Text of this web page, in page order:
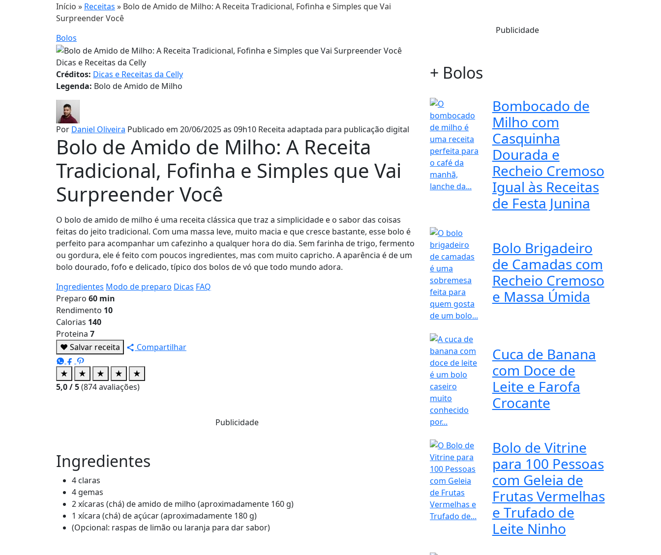
Início » Receitas » Bolo de Amido de Milho: A Receita Tradicional, Fofinha e Simples que Vai
Surpreender Você
Bolos
Dicas e Receitas da Celly
Créditos: Dicas e Receitas da Celly
Legenda: Bolo de Amido de Milho
Por Daniel Oliveira Publicado em 20/06/2025 as 09h10 Receita adaptada para publicação digital
Bolo de Amido de Milho: A Receita
Tradicional, Fofinha e Simples que Vai
Surpreender Você
O bolo de amido de milho é uma receita clássica que traz a simplicidade e o sabor das coisas
feitas do jeito tradicional. Com uma massa leve, muito macia e que cresce bastante, esse bolo é
perfeito para acompanhar um cafezinho a qualquer hora do dia. Sem farinha de trigo, fermento
ou gordura, ele é feito com poucos ingredientes, mas com muito capricho. A aparência é de um
bolo dourado, fofo e delicado, típico dos bolos de vó que todo mundo adora.
Ingredientes Modo de preparo Dicas FAQ
Preparo 60 min
Rendimento 10
Calorias 140
Proteina 7
♥ Salvar receita Compartilhar
★ ★ ★ ★
★
5,0/ 5(874avaliações)
Publicidade
Ingredientes
4 claras
4 gemas
2 xícaras (chá) de amido de milho (aproximadamente 160 g)
1 xícara (chá) de açúcar (aproximadamente 180 g)
(Opcional: raspas de limão ou laranja para dar sabor)
Publicidade
+ Bolos
Bombocado de
Milho com
Casquinha
Dourada e
Recheio Cremoso
Igual às Receitas
de Festa Junina
Bolo Brigadeiro
de Camadas com
Recheio Cremoso
e Massa Úmida
Cuca de Banana
com Doce de
Leite e Farofa
Crocante
Bolo de Vitrine
para 100 Pessoas
com Geleia de
Frutas Vermelhas
e Trufado de
Leite Ninho